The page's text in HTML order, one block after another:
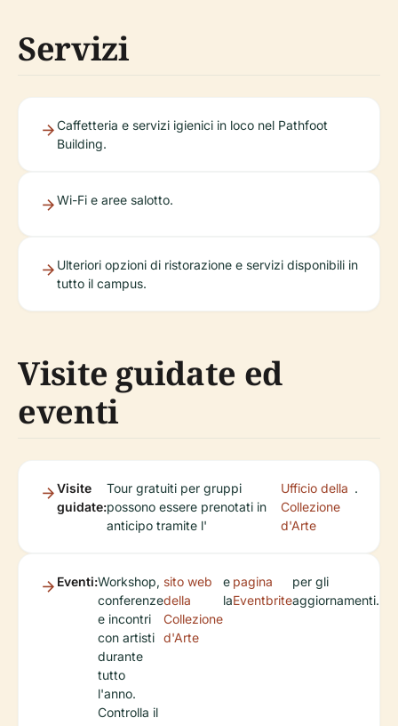
Servizi
Caffetteria e servizi igienici in loco nel Pathfoot
Building.
Wi-Fi e aree salotto.
Ulteriori opzioni di ristorazione e servizi disponibili in
tutto il campus.
Visite guidate ed
eventi
Visite
guidate:
Tour gratuiti per gruppi
possono essere prenotati in
anticipo tramite l'
Ufficio della
Collezione
d'Arte
.
Eventi:Workshop,
conferenze
e incontri
con artisti
durante
tutto
l'anno.
Controlla il
sito web
della
Collezione
d'Arte
e
la
pagina
Eventbrite
per gli
aggiornamenti.